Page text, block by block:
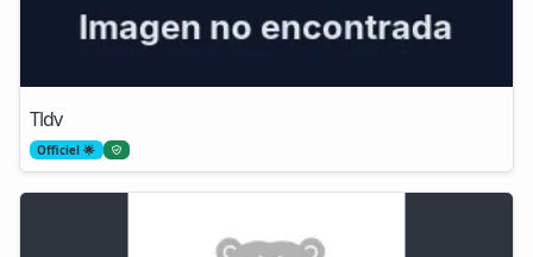
Tldv
Officiel 🌟